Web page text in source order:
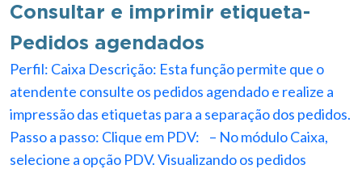
Consultar e imprimir etiqueta-
Pedidos agendados
Perfil: Caixa Descrição: Esta função permite que o
atendente consulte os pedidos agendado e realize a
impressão das etiquetas para a separação dos pedidos.
Passo a passo: Clique em PDV: – No módulo Caixa,
selecione a opção PDV. Visualizando os pedidos